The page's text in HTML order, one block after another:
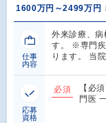
1600万円～2499万円
仕事
内容
外来診療、病
す。 ※専門疾
ります。 当
応募
資格
必須
【必
門医